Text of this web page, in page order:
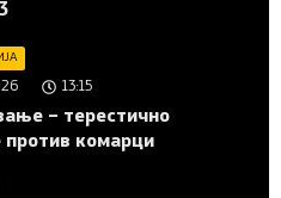
13:15
– терестично
против комарци